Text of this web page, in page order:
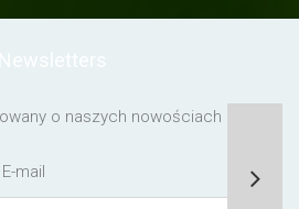
o naszych nowościach lub o
mail